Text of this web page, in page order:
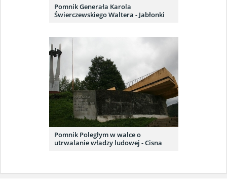
Pomnik Generała Karola
Świerczewskiego Waltera - Jabłonki
Pomnik Poległym w walce o
utrwalanie władzy ludowej - Cisna